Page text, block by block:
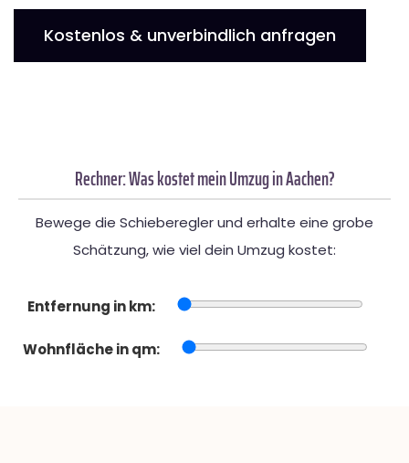
Kostenlos & unverbindlich anfragen
Rechner: Was kostet mein Umzug in Aachen?
Bewege die Schieberegler und erhalte eine grobe
Schätzung, wie viel dein Umzug kostet:
Entfernung in km:
Wohnfläche in qm: